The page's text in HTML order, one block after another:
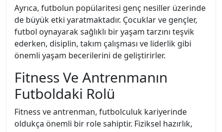
Ayrıca, futbolun popülaritesi genç nesiller üzerinde
de büyük etki yaratmaktadır. Çocuklar ve gençler,
futbol oynayarak sağlıklı bir yaşam tarzını teşvik
ederken, disiplin, takım çalışması ve liderlik gibi
önemli yaşam becerilerini de geliştirirler.
Fitness Ve Antrenmanın
Futboldaki Rolü
Fitness ve antrenman, futbolculuk kariyerinde
oldukça önemli bir role sahiptir. Fiziksel hazırlık,